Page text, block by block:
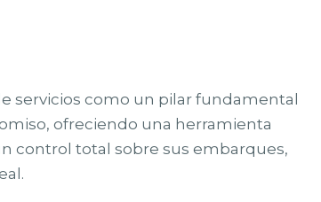
servicios como un pilar fundamental
ofreciendo una herramienta
control total sobre sus embarques,